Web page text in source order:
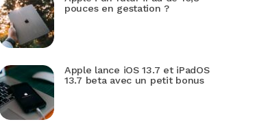
pouces en gestation ?
Apple lance iOS 13.7 et iPadOS
13.7 beta avec un petit bonus